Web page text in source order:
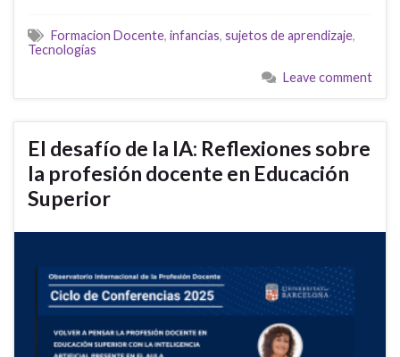
Formacion Docente, infancias, sujetos de aprendizaje,
Tecnologías
Leave comment
El desafío de la IA: Reflexiones sobre
la profesión docente en Educación
Superior